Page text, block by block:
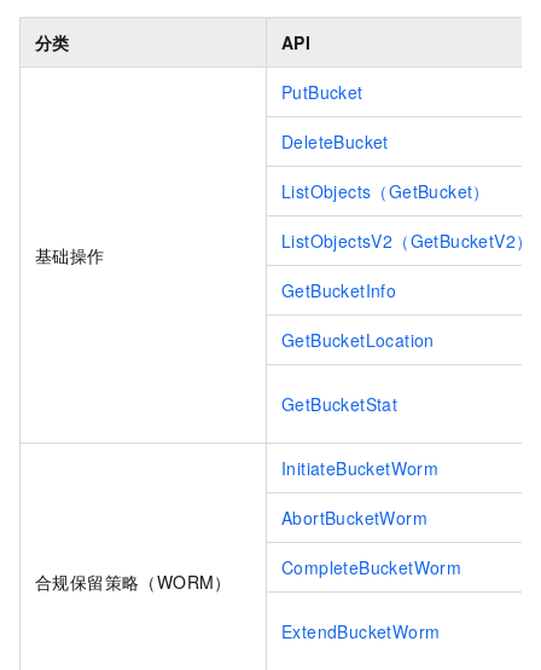
分类 API
基础操作
PutBucket
DeleteBucket
ListObjects（GetBucket）
ListObjectsV2（GetBucketV2）
GetBucketInfo
GetBucketLocation
GetBucketStat
合规保留策略（WORM）
InitiateBucketWorm
AbortBucketWorm
CompleteBucketWorm
ExtendBucketWorm